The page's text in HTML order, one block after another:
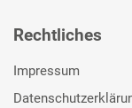
Rechtliches
Impressum